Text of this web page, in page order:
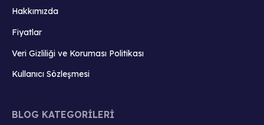
Hakkımızda
Fiyatlar
Veri Gizliliği ve Koruması Politikası
Kullanıcı Sözleşmesi
BLOG KATEGORİLERİ